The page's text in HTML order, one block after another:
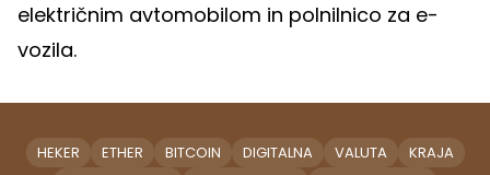
električnim avtomobilom in polnilnico za e-
vozila.
HEKER ETHER BITCOIN DIGITALNA VALUTA
KRAJA